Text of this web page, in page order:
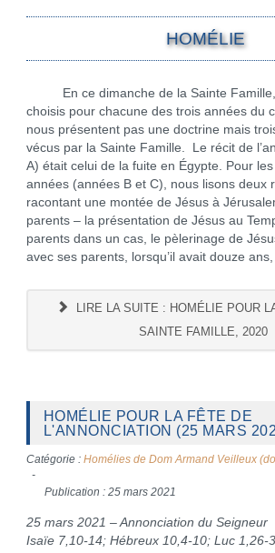
HOMÉLIE
En ce dimanche de la Sainte Famille,
choisis pour chacune des trois années du
nous présentent pas une doctrine mais
vécus par la Sainte Famille. Le récit de
A) était celui de la fuite en Égypte. Pour
années (années B et C), nous lisons deux
racontant une montée de Jésus à
parents – la présentation de Jésus au
parents dans un cas, le pèlerinage de
avec ses parents, lorsqu’il avait douze
LIRE LA SUITE : HOMÉLIE POUR
SAINTE FAMILLE, 2020
HOMÉLIE POUR LA FÊTE DE
L'ANNONCIATION (25 MARS
Catégorie : Homélies de Dom Armand Veilleux
Publication : 25 mars 2021
25 mars 2021 – Annonciation du Seigneur
Isaïe 7,10-14; Hébreux 10,4-10; Luc 1,26-